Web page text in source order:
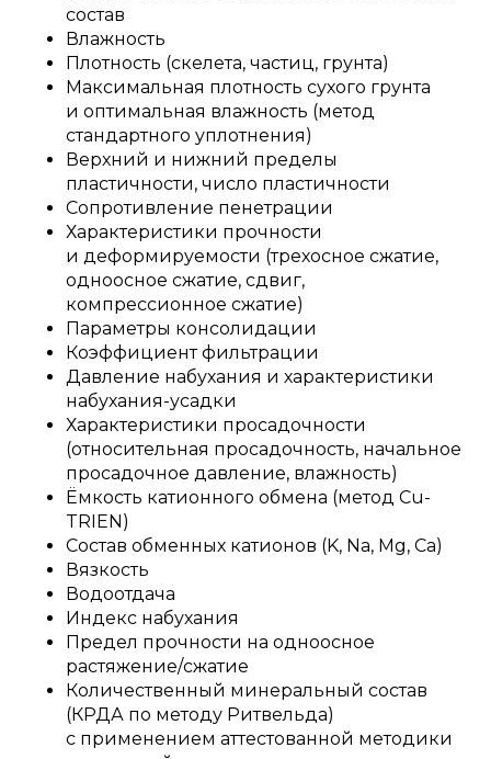
состав
Влажность
Плотность (скелета, частиц, грунта)
Максимальная плотность сухого грунта
и оптимальная влажность (метод
стандартного уплотнения)
Верхний и нижний пределы
пластичности, число пластичности
Сопротивление пенетрации
Характеристики прочности
и деформируемости (трехосное сжатие,
одноосное сжатие, сдвиг,
компрессионное сжатие)
Параметры консолидации
Коэффициент фильтрации
Давление набухания и характеристики
набухания-усадки
Характеристики просадочности
(относительная просадочность, начальное
просадочное давление, влажность)
Ёмкость катионного обмена (метод Cu-
TRIEN)
Состав обменных катионов (K, Na, Mg, Ca)
Вязкость
Водоотдача
Индекс набухания
Предел прочности на одноосное
растяжение/сжатие
Количественный минеральный состав
(КРДА по методу Ритвельда)
с применением аттестованной методики